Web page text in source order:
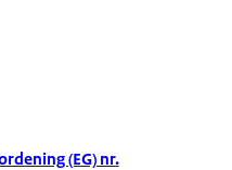
(EG) nr.